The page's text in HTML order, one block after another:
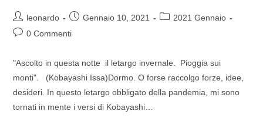
leonardo Gennaio 10, 2021
2021 Gennaio
0 Commenti
"Ascolto in questa notte il letargo invernale. Pioggia sui
monti". (Kobayashi Issa)Dormo. O forse raccolgo forze, idee,
desideri. In questo letargo obbligato della pandemia, mi sono
tornati in mente i versi di Kobayashi…